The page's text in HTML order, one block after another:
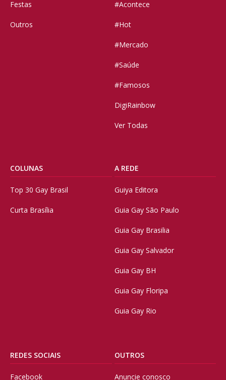
Festas
Outros
#Acontece
#Hot
#Mercado
#Saúde
#Famosos
DigiRainbow
Ver Todas
COLUNAS
Top 30 Gay Brasil
Curta Brasília
A REDE
Guiya Editora
Guia Gay São Paulo
Guia Gay Brasilia
Guia Gay Salvador
Guia Gay BH
Guia Gay Floripa
Guia Gay Rio
REDES SOCIAIS
Facebook
OUTROS
Anuncie conosco